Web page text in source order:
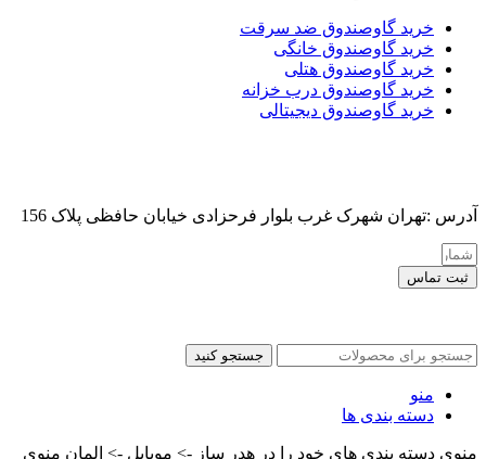
خرید گاوصندوق ضد سرقت
خرید گاوصندوق خانگی
خرید گاوصندوق هتلی
خرید گاوصندوق درب خزانه
خرید گاوصندوق دیجیتالی
آدرس :تهران شهرک غرب بلوار فرحزادی خیابان حافظی پلاک 156
ثبت تماس
جستجو کنید
منو
دسته بندی ها
منوی دسته بندی های خود را در هدر ساز -> موبایل -> المان منوی